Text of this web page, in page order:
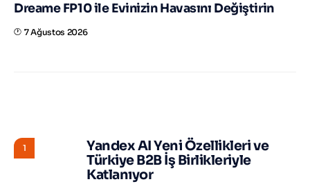
Dreame FP10 ile Evinizin Havasını Değiştirin
7 Ağustos 2026
1
Yandex AI Yeni Özellikleri ve
Türkiye B2B İş Birlikleriyle
Katlanıyor